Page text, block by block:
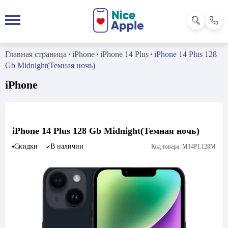
Главная страница iPhone iPhone 14 Plus
iPhone 14 Plus 128
Gb Midnight(Темная ночь)
iPhone
iPhone 14 Plus 128 Gb Midnight(Темная ночь)
Скидки В наличии Код товара: M14PL128M